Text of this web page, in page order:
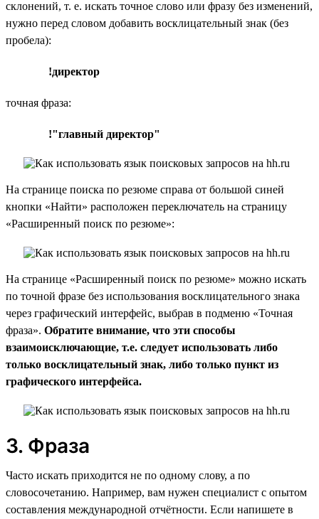
склонений, т. е. искать точное слово или фразу без изменений,
нужно перед словом добавить восклицательный знак (без
пробела):
!директор
точная фраза:
!"главный директор"
На странице поиска по резюме справа от большой синей
кнопки «Найти» расположен переключатель на страницу
«Расширенный поиск по резюме»:
На странице «Расширенный поиск по резюме» можно искать
по точной фразе без использования восклицательного знака
через графический интерфейс, выбрав в подменю «Точная
фраза». Обратите внимание, что эти способы
взаимоисключающие, т.е. следует использовать либо
только восклицательный знак, либо только пункт из
графического интерфейса.
3. Фраза
Часто искать приходится не по одному слову, а по
словосочетанию. Например, вам нужен специалист с опытом
составления международной отчётности. Если напишете в